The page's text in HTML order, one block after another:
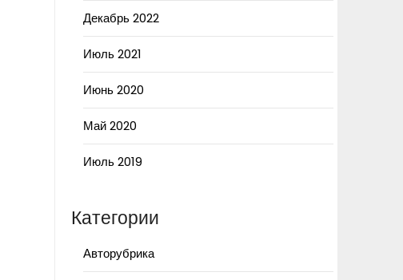
Декабрь 2022
Июль 2021
Июнь 2020
Май 2020
Июль 2019
Категории
Авторубрика